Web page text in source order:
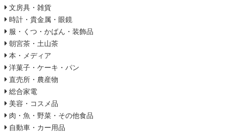
文房具・雑貨
時計・貴金属・眼鏡
服・くつ・かばん・装飾品
朝宮茶・土山茶
本・メディア
洋菓子・ケーキ・パン
直売所・農産物
総合家電
美容・コスメ品
肉・魚・野菜・その他食品
自動車・カー用品